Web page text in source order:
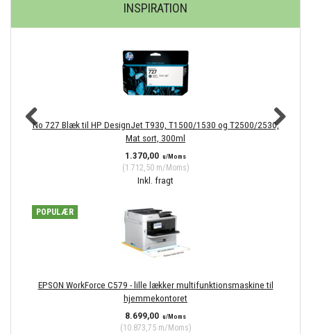
INSPIRATION
No 727 Blæk til HP DesignJet T930, T1500/1530 og T2500/2530,
Mat sort, 300ml
1.370,00 u/Moms
(1.712,50m/Moms)
Inkl. fragt
POPULÆR
EPSON WorkForce C579 - lille lækker multifunktionsmaskine til
hjemmekontoret
8.699,00 u/Moms
(10.873,75m/Moms)